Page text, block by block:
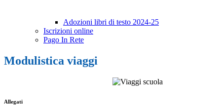
Adozioni libri di testo 2024-25
Iscrizioni online
Pago In Rete
Modulistica viaggi
Allegati